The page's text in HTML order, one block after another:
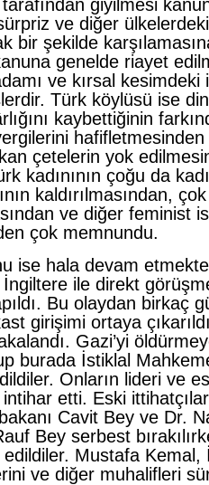
giyilmesi
ve diğer
bir şekilde
genelde riayet
ve kırsal
Türk köylüsü ise
kaybettiğinin
çetelerin yok
kadınının çoğu da
kaldırılmasından,
ve diğer feminist
çok memnundu.
ise hala devam
ile direkt
Bu olaydan birkaç
girişimi ortaya
Gazi’yi
burada İstiklal
Onların lideri ve
etti. Eski
Cavit Bey ve Dr.
Bey serbest
Mustafa Kemal,
ve diğer muhalifleri